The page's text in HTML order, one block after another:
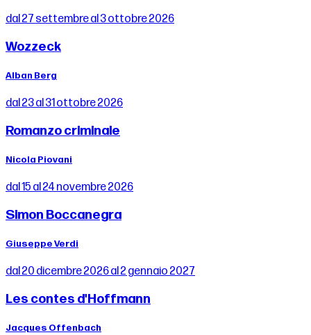
dal 27 settembre al 3 ottobre 2026
Wozzeck
Alban Berg
dal 23 al 31 ottobre 2026
Romanzo criminale
Nicola Piovani
dal 15 al 24 novembre 2026
Simon Boccanegra
Giuseppe Verdi
dal 20 dicembre 2026 al 2 gennaio 2027
Les contes d'Hoffmann
Jacques Offenbach